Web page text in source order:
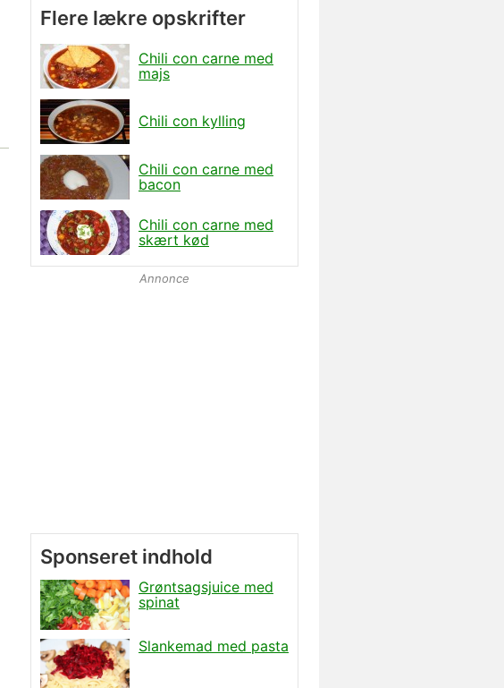
Flere lækre opskrifter
Chili con carne med
majs
Chili con kylling
Chili con carne med
bacon
Chili con carne med
skært kød
Annonce